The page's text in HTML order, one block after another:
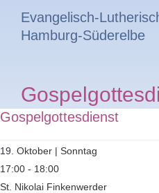
Evangelisch-
Hamburg-Süderelbe
Gospelgottesdienst
19. Oktober | Sonntag
17:00 - 18:00
St. Nikolai Finkenwerder